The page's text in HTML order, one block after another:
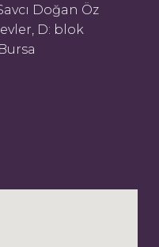
Doğan Öz
D: blok